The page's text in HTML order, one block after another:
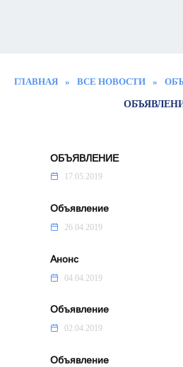
ГЛАВНАЯ » ВСЕ НОВОСТИ »
ОБЪЯВЛЕНИЕ
17.05.2019
Объявление
26.04.2019
Анонс
04.04.2019
Объявление
02.04.2019
Объявление